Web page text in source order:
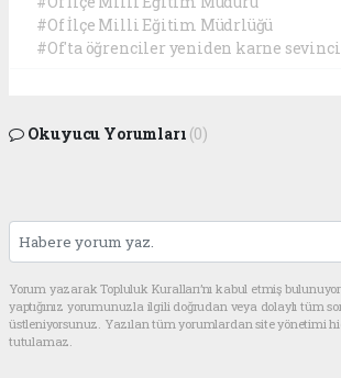
#Of İlçe Milli Eğitim Müdrlüğü
#Of'ta öğrenciler yeniden karne sevinci
Okuyucu Yorumları (0)
Yorum yazarak Topluluk Kuralları’nı kabul etmiş
yaptığınız yorumunuzla ilgili doğrudan veya dolaylı tüm
üstleniyorsunuz. Yazılan tüm yorumlardan site yönetimi
tutulamaz.